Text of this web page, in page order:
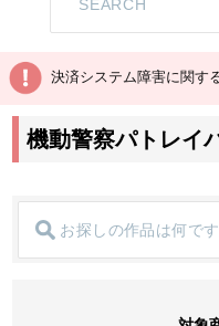
決済システム障害に関す
機動警察パトレイ